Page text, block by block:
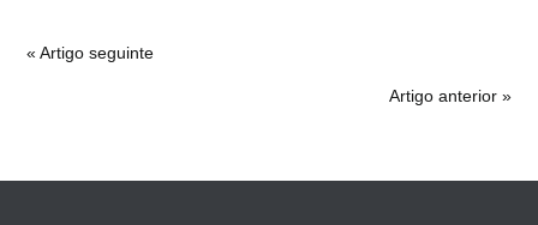
« Artigo seguinte
Artigo anterior »